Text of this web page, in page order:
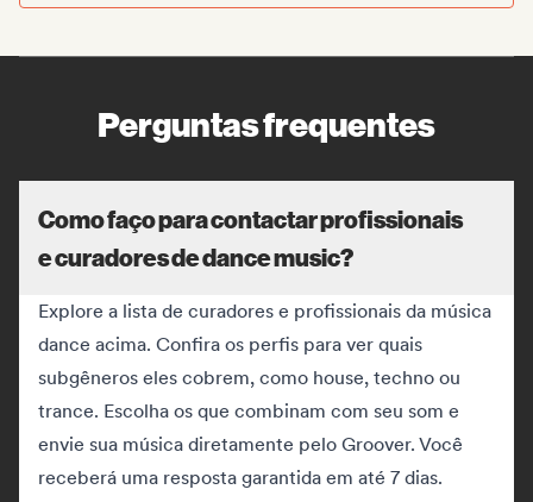
Perguntas frequentes
Como faço para contactar profissionais
e curadores de dance music?
Explore a lista de curadores e profissionais da música
dance acima. Confira os perfis para ver quais
subgêneros eles cobrem, como house, techno ou
trance. Escolha os que combinam com seu som e
envie sua música diretamente pelo Groover. Você
receberá uma resposta garantida em até 7 dias.